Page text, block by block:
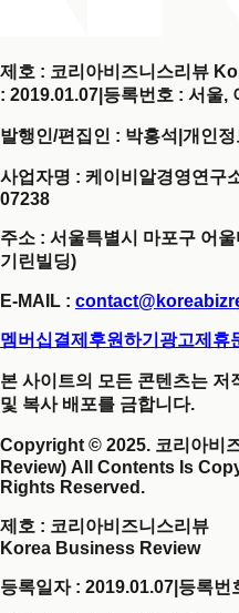
제호 : 코리아비즈니스리뷰
: 2019.01.07 등록번호 : 서울,
발행인/편집인 : 박홍석 개인
사업자명 : 케이비알경영연구
07238
주소 : 서울특별시 마포구 어
기린빌딩)
E-MAIL :
멤버십결제 후원하기 광고제휴
본 사이트의 모든 콘텐츠는 저
및 복사 배포를 금합니다.
Copyright © 2025. 코리아비
Review) All Contents Is
Rights Reserved.
제호 : 코리아비즈니스리뷰
Korea Business Review
등록일자 : 2019.01.07 등록번